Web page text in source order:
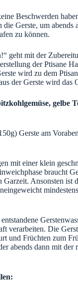
Beschwerden
die Gerste, um
zu können.
geht mit der
der Ptisane
wird zu dem
der Gerste wird das
gelbe
Gerste am
mit einer klein
braucht
Ansonsten ist
verarbeiten. Die
und Früchten zum
abends dann mit der